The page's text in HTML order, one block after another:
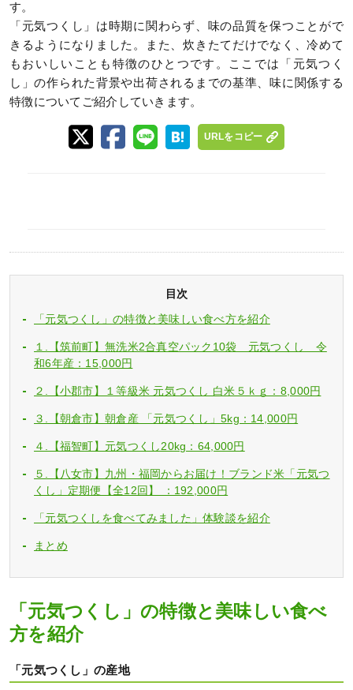
す。
「元気つくし」は時期に関わらず、味の品質を保つことがで
きるようになりました。また、炊きたてだけでなく、冷めて
もおいしいことも特徴のひとつです。ここでは「元気つく
し」の作られた背景や出荷されるまでの基準、味に関係する
特徴についてご紹介していきます。
URLをコピー
目次
「元気つくし」の特徴と美味しい食べ方を紹介
１.【筑前町】無洗米2合真空パック10袋 元気つくし 令
和6年産：15,000円
２.【小郡市】１等級米 元気つくし 白米５ｋｇ：8,000円
３.【朝倉市】朝倉産 「元気つくし」5kg：14,000円
４.【福智町】元気つくし20kg：64,000円
５.【八女市】九州・福岡からお届け！ブランド米「元気つ
くし」定期便【全12回】 ：192,000円
「元気つくしを食べてみました」体験談を紹介
まとめ
「元気つくし」の特徴と美味しい食べ
方を紹介
「元気つくし」の産地